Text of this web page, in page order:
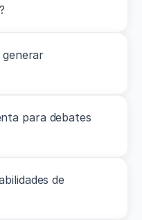
para debates
de